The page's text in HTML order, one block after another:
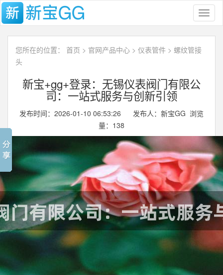
您所在的位置： 首页 > 官网产品中心 > 仪表管件 > 螺纹管接
头
新宝+gg+登录：无锡仪表阀门有限公
司：一站式服务与创新引领
发布时间：2026-01-10 06:53:26 发布人：新宝GG 浏览
量： 138